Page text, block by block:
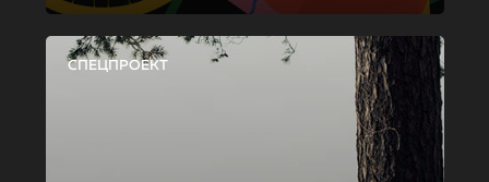
СПЕЦПРОЕКТ